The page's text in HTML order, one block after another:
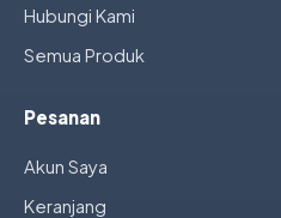
Hubungi Kami
Semua Produk
Pesanan
Akun Saya
Keranjang